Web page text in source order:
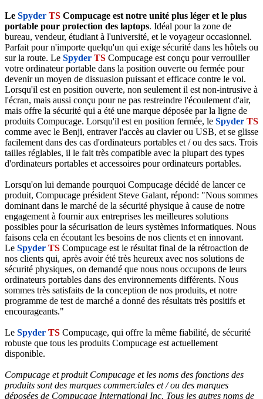
Le Spyder TS Compucage est notre unité plus léger et le plus
portable pour protection des laptops. Idéal pour la zone de
bureau, vendeur, étudiant à l'université, et le voyageur occasionnel.
Parfait pour n'importe quelqu'un qui exige sécurité dans les hôtels ou
sur la route. Le Spyder TS Compucage est conçu pour verrouiller
votre ordinateur portable dans la position ouverte ou fermée pour
devenir un moyen de dissuasion puissant et efficace contre le vol.
Lorsqu'il est en position ouverte, non seulement il est non-intrusive à
l'écran, mais aussi conçu pour ne pas restreindre l'écoulement d'air,
mais offre la sécurité qui a été une marque déposée par la ligne de
produits Compucage. Lorsqu'il est en position fermée, le Spyder TS
comme avec le Benji, entraver l'accès au clavier ou USB, et se glisse
facilement dans des cas d'ordinateurs portables et / ou des sacs. Trois
tailles réglables, il le fait très compatible avec la plupart des types
d'ordinateurs portables et accessoires pour ordinateurs portables.
Lorsqu'on lui demande pourquoi Compucage décidé de lancer ce
produit, Compucage président Steve Galant, répond: "Nous sommes
dominant dans le marché de la sécurité physique à cause de notre
engagement à fournir aux entreprises les meilleures solutions
possibles pour la sécurisation de leurs systèmes informatiques. Nous
faisons cela en écoutant les besoins de nos clients et en innovant.
Le Spyder TS Compucage est le résultat final de la rétroaction de
nos clients qui, après avoir été très heureux avec nos solutions de
sécurité physiques, on demandé que nous nous occupons de leurs
ordinateurs portables dans des environnements différents. Nous
sommes très satisfaits de la conception de nos produits, et notre
programme de test de marché a donné des résultats très positifs et
encourageants."
Le Spyder TS Compucage, qui offre la même fiabilité, de sécurité
robuste que tous les produits Compucage est actuellement
disponible.
Compucage et produit Compucage et les noms des fonctions des
produits sont des marques commerciales et / ou des marques
déposées de Compucage International Inc. Tous les autres noms de